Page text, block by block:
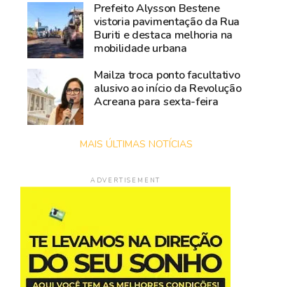
Prefeito Alysson Bestene
vistoria pavimentação da Rua
Buriti e destaca melhoria na
mobilidade urbana
Mailza troca ponto facultativo
alusivo ao início da Revolução
Acreana para sexta-feira
MAIS ÚLTIMAS NOTÍCIAS
ADVERTISEMENT